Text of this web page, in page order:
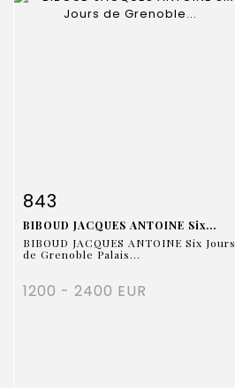
Fiche détaillée
843
BIBOUD JACQUES ANTOINE Six...
BIBOUD JACQUES ANTOINE Six Jours
de Grenoble Palais...
1200 - 2400 EUR